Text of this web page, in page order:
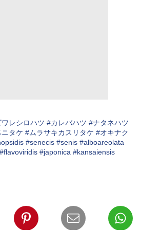
レシロハツ #カレバハツ #ナタネハツ
タケ #ムラサキカスリタケ #オキナク
#senecis #senis #alboareolata
#flavoviridis #japonica #kansaiensis